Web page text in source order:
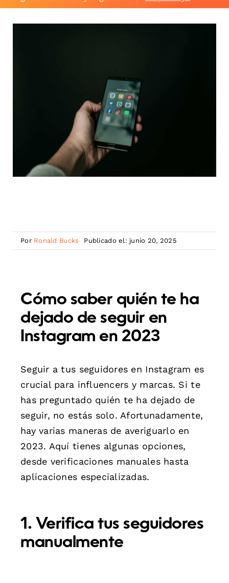
Por Ronald Bucks Publicado el: junio 20, 2025
Cómo saber quién te ha
dejado de seguir en
Instagram en 2023
Seguir a tus seguidores en Instagram es
crucial para influencers y marcas. Si te
has preguntado quién te ha dejado de
seguir, no estás solo. Afortunadamente,
hay varias maneras de averiguarlo en
2023. Aquí tienes algunas opciones,
desde verificaciones manuales hasta
aplicaciones especializadas.
1. Verifica tus seguidores
manualmente